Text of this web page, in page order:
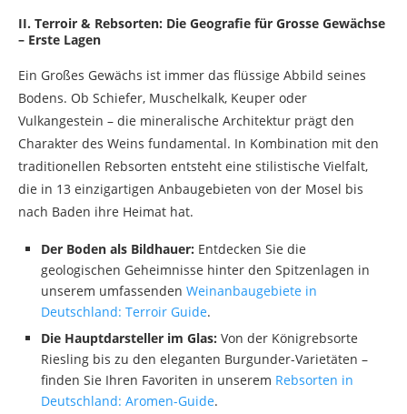
II. Terroir & Rebsorten: Die Geografie für Grosse Gewächse
– Erste Lagen
Ein Großes Gewächs ist immer das flüssige Abbild seines
Bodens. Ob Schiefer, Muschelkalk, Keuper oder
Vulkangestein – die mineralische Architektur prägt den
Charakter des Weins fundamental. In Kombination mit den
traditionellen Rebsorten entsteht eine stilistische Vielfalt,
die in 13 einzigartigen Anbaugebieten von der Mosel bis
nach Baden ihre Heimat hat.
Der Boden als Bildhauer: Entdecken Sie die
geologischen Geheimnisse hinter den Spitzenlagen in
unserem umfassenden Weinanbaugebiete in
Deutschland: Terroir Guide.
Die Hauptdarsteller im Glas: Von der Königrebsorte
Riesling bis zu den eleganten Burgunder-Varietäten –
finden Sie Ihren Favoriten in unserem Rebsorten in
Deutschland: Aromen-Guide.